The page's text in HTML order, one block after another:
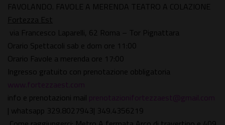
FAVOLANDO. FAVOLE A MERENDA TEATRO A COLAZIONE
Fortezza Est
via Francesco Laparelli, 62 Roma – Tor Pignattara
Orario Spettacoli sab e dom ore 11:00
Orario Favole a merenda ore 17:00
Ingresso gratuito con prenotazione obbligatoria
www.fortezzaest.com
info e prenotazioni mail prenotazionifortezzaest@gmail.com
| whatsapp 329.8027943| 349.4356219